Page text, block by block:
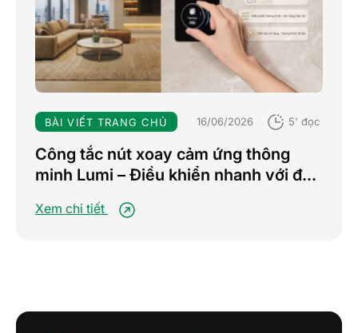
BÀI VIẾT TRANG CHỦ 16/06/2026 5' đọc
Công tắc nút xoay cảm ứng thông
minh Lumi – Điều khiển nhanh với đa
tiện nghi
Xem chi tiết